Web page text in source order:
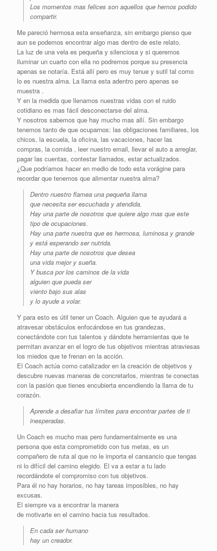
Los momentos mas felices son aquellos que hemos podido
compartir.
Me pareció hermosa esta enseñanza, sin embargo pienso que
aun se podemos encontrar algo mas dentro de este relato.
La luz de una vela es pequeña y silenciosa y si queremos
iluminar un cuarto con ella no podremos porque su presencia
apenas se notaría. Está allí pero es muy tenue y sutil tal como
lo es nuestra alma. La llama esta adentro pero apenas se
muestra .
Y en la medida que llenamos nuestras vidas con el ruido
cotidiano es mas fácil desconectarse del alma.
Y nosotros sabemos que hay mucho mas allí. Sin embargo
tenemos tanto de que ocuparnos: las obligaciones familiares, los
chicos, la escuela, la oficina, las vacaciones, hacer las
compras, la comida , leer nuestro email, llevar el auto a arreglar,
pagar las cuentas, contestar llamados, estar actualizados.
¿Que podríamos hacer en medio de todo esta vorágine para
recordar que tenemos que alimentar nuestra alma?
Dentro nuestro flamea una pequeña llama
que necesita ser escuchada y atendida.
Hay una parte de nosotros que quiere algo mas que este
tipo de ocupaciones.
Hay una parte nuestra que es hermosa, luminosa y grande
y está esperando ser nutrida.
Hay una parte de nosotros que desea
una vida mejor y sueña.
Y busca por los caminos de la vida
alguien que pueda ser
viento bajo sus alas
y lo ayude a volar.
Y para esto es útil tener un Coach. Alguien que te ayudará a
atravesar obstáculos enfocándose en tus grandezas,
conectándote con tus talentos y dándote herramientas que te
permitan avanzar en el logro de tus objetivos mientras atraviesas
los miedos que te frenan en la acción.
El Coach actúa como catalizador en la creación de objetivos y
descubre nuevas maneras de concretarlos, mientras te conectas
con la pasión que tienes encubierta encendiendo la llama de tu
corazón.
Aprende a desafiar tus límites para encontrar partes de ti
inesperadas.
Un Coach es mucho mas pero fundamentalmente es una
persona que esta comprometido con tus metas, es un
compañero de ruta al que no le importa el cansancio que tengas
ni lo difícil del camino elegido. El va a estar a tu lado
recordándote el compromiso con tus objetivos.
Para él no hay horarios, no hay tareas imposibles, no hay
excusas.
El siempre va a encontrar la manera
de motivarte en el camino hacia tus resultados.
En cada ser humano
hay un creador.